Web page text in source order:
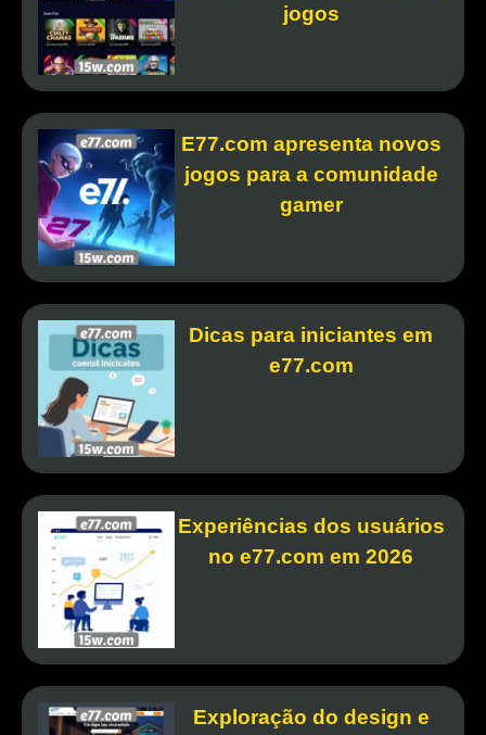
jogos
E77.com apresenta novos
jogos para a comunidade
gamer
Dicas para iniciantes em
e77.com
Experiências dos usuários
no e77.com em 2026
Exploração do design e